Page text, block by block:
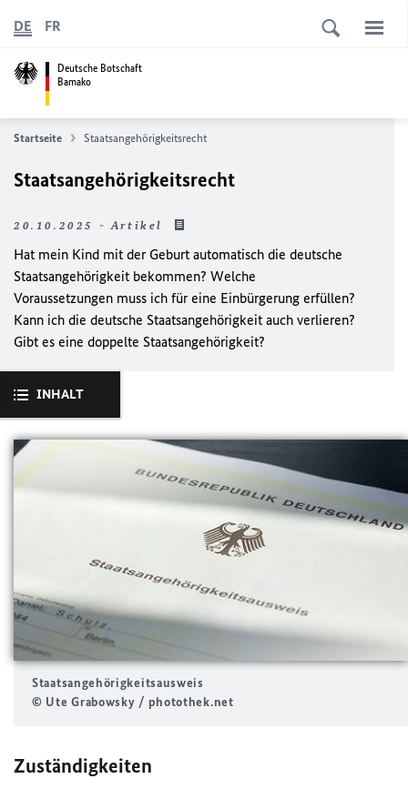
Deutsche Botschaft
Bamako
DE FR
Startseite Staatsangehörigkeitsrecht
Staatsangehörigkeitsrecht
20.10.2025 - Artikel
Hat mein Kind mit der Geburt automatisch die deutsche
Staatsangehörigkeit bekommen? Welche
Voraussetzungen muss ich für eine Einbürgerung erfüllen?
Kann ich die deutsche Staatsangehörigkeit auch verlieren?
Gibt es eine doppelte Staatsangehörigkeit?
INHALT
Staatsangehörigkeitsausweis
© Ute Grabowsky / photothek.net
Zuständigkeiten